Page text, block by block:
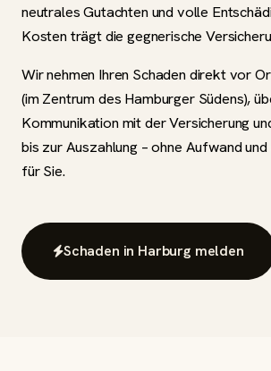
neutrales Gutachten und volle
Kosten trägt die gegnerische
Wir nehmen Ihren Schaden direkt vor
(im Zentrum des Hamburger Südens),
Kommunikation mit der Versicherung
bis zur Auszahlung – ohne Aufwand
für Sie.
Schaden in Harburg melden